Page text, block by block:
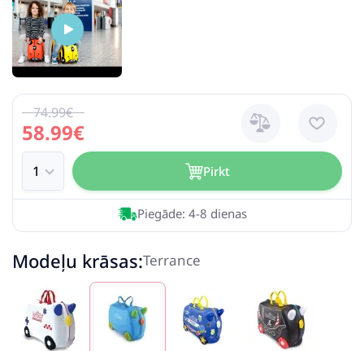
58.99€
74.99€
Pirkt
Piegāde: 4-8 dienas
Modeļu krāsas:Terrance